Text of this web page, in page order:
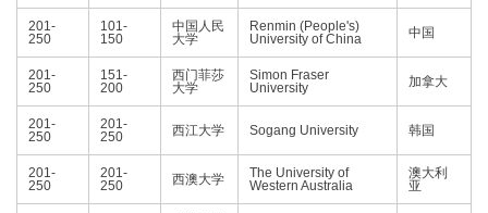
201-
250
101-
150
中国人民
大学
Renmin (People's)
University of China
中国
201-
250
151-
200
西门菲莎
大学
Simon Fraser
University
加拿大
201-
250
201-
250
西江大学 Sogang University 韩国
201-
250
201-
250
西澳大学
The University of
Western Australia
澳大利
亚